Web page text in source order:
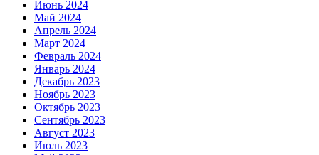
Июнь 2024
Май 2024
Апрель 2024
Март 2024
Февраль 2024
Январь 2024
Декабрь 2023
Ноябрь 2023
Октябрь 2023
Сентябрь 2023
Август 2023
Июль 2023